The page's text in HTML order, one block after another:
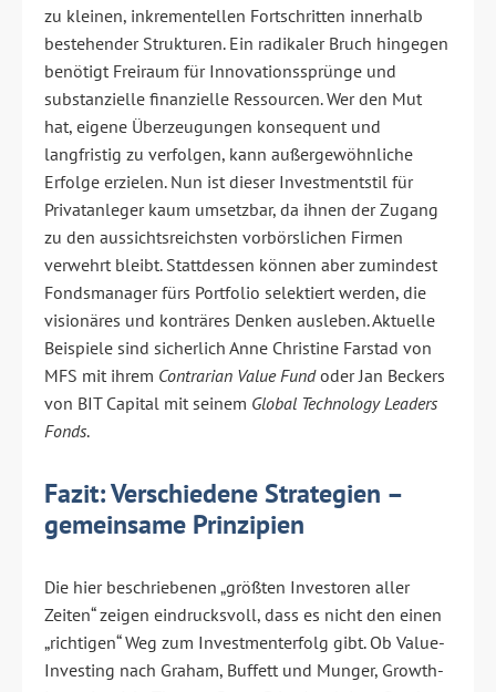
zu kleinen, inkrementellen Fortschritten innerhalb
bestehender Strukturen. Ein radikaler Bruch hingegen
benötigt Freiraum für Innovationssprünge und
substanzielle finanzielle Ressourcen. Wer den Mut
hat, eigene Überzeugungen konsequent und
langfristig zu verfolgen, kann außergewöhnliche
Erfolge erzielen. Nun ist dieser Investmentstil für
Privatanleger kaum umsetzbar, da ihnen der Zugang
zu den aussichtsreichsten vorbörslichen Firmen
verwehrt bleibt. Stattdessen können aber zumindest
Fondsmanager fürs Portfolio selektiert werden, die
visionäres und konträres Denken ausleben. Aktuelle
Beispiele sind sicherlich Anne Christine Farstad von
MFS mit ihrem Contrarian Value Fundoder Jan Beckers
von BIT Capital mit seinem Global Technology Leaders
Fonds.
Fazit: Verschiedene Strategien –
gemeinsame Prinzipien
Die hier beschriebenen „größten Investoren aller
Zeiten“ zeigen eindrucksvoll, dass es nicht den einen
„richtigen“ Weg zum Investmenterfolg gibt. Ob Value-
Investing nach Graham, Buffett und Munger, Growth-